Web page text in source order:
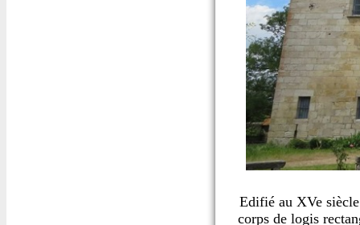
Edifié au XVe
corps de logis